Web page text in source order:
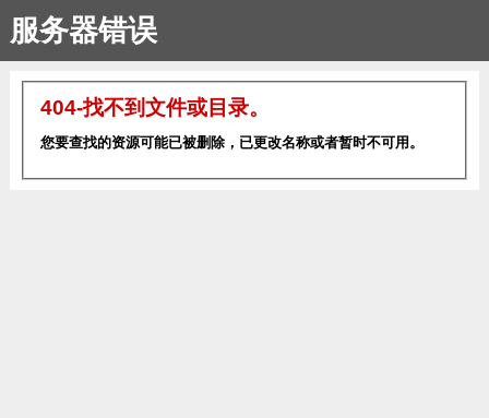
服务器错误
404-找不到文件或目录。
您要查找的资源可能已被删除，已更改名称或者暂时不可用。